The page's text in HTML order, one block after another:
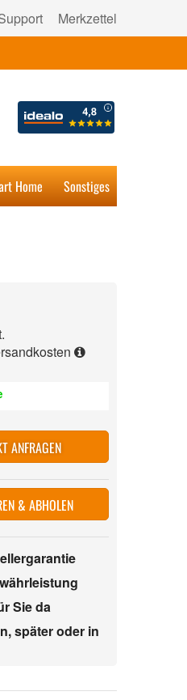
Merkzettel
Home Sonstiges
ANFRAGEN
& ABHOLEN
Sie da
später oder in